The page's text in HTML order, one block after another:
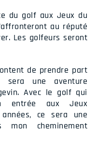
du golf aux Jeux du
au réputé
Les golfeurs seront
de prendre part
sera une aventure
Avec le golf qui
entrée aux Jeux
ce sera une
mon cheminement